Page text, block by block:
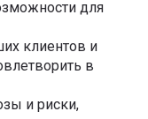
для
клиентов и
в
и риски,